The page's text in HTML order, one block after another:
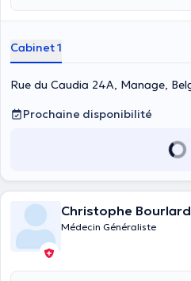
Cabinet 1
Rue du Caudia 24A, Manage,
Prochaine disponibilité
Christophe Bourlard
Médecin Généraliste